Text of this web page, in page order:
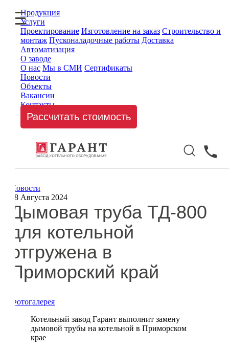
Продукция
Услуги
Проектирование Изготовление на заказ Строительство и
монтаж Пусконаладочные работы Доставка
Автоматизация
О заводе
О нас Мы в СМИ Сертификаты
Новости
Объекты
Вакансии
Контакты
Рассчитать стоимость
Новости
08 Августа 2024
Дымовая труба ТД-800
для котельной
отгружена в
Приморский край
Фотогалерея
Котельный завод Гарант выполнит замену
дымовой трубы на котельной в Приморском
крае